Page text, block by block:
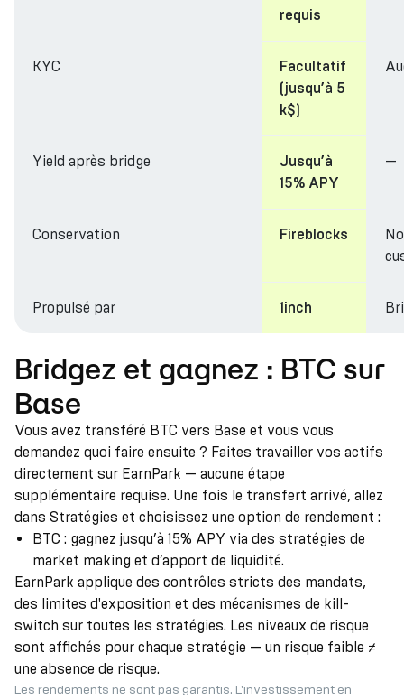
requis
KYC
Facultatif
(jusqu’à 5
k$)
Yield après bridge
Jusqu’à
15% APY
—
Conservation Fireblocks
Propulsé par 1inch
Bridgez et gagnez : BTC sur
Base
Vous avez transféré BTC vers Base et vous vous
demandez quoi faire ensuite ? Faites travailler vos actifs
directement sur EarnPark — aucune étape
supplémentaire requise. Une fois le transfert arrivé, allez
dans Stratégies et choisissez une option de rendement :
BTC : gagnez jusqu’à 15% APY via des stratégies de
market making et d’apport de liquidité.
EarnPark applique des contrôles stricts des mandats,
des limites d'exposition et des mécanismes de kill-
switch sur toutes les stratégies. Les niveaux de risque
sont affichés pour chaque stratégie — un risque faible ≠
une absence de risque.
Les rendements ne sont pas garantis. L'investissement en